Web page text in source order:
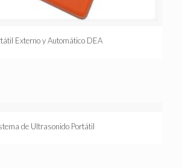
Externo y Automático DEA
de Ultrasonido Portátil